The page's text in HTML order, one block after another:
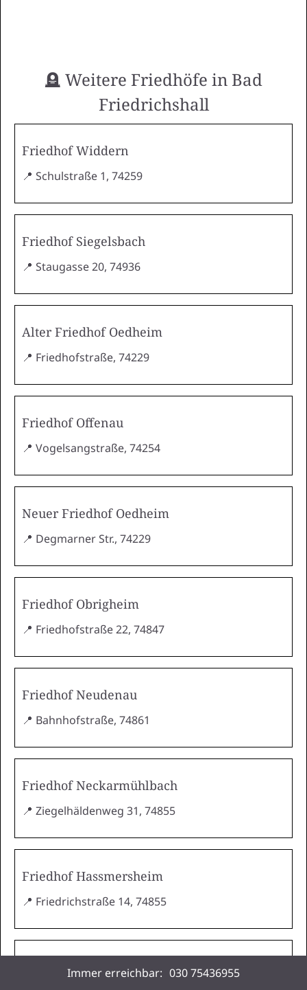
🪦 Weitere Friedhöfe in Bad
Friedrichshall
Friedhof Widdern
📍 Schulstraße 1, 74259
Friedhof Siegelsbach
📍 Staugasse 20, 74936
Alter Friedhof Oedheim
📍 Friedhofstraße, 74229
Friedhof Offenau
📍 Vogelsangstraße, 74254
Neuer Friedhof Oedheim
📍 Degmarner Str., 74229
Friedhof Obrigheim
📍 Friedhofstraße 22, 74847
Friedhof Neudenau
📍 Bahnhofstraße, 74861
Friedhof Neckarmühlbach
📍 Ziegelhäldenweg 31, 74855
Friedhof Hassmersheim
📍 Friedrichstraße 14, 74855
Friedhof Gochsen
Immer erreichbar: 030 75436955